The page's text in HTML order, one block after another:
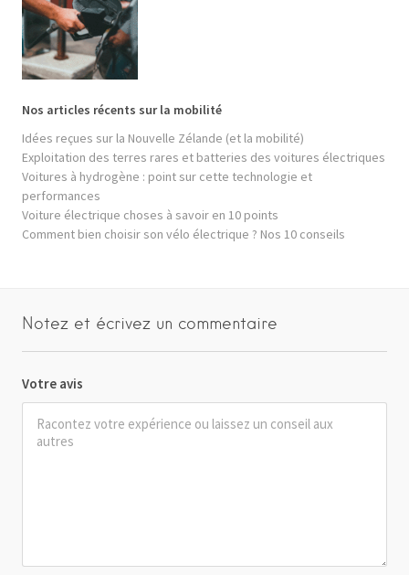
Nos articles récents sur la mobilité
Idées reçues sur la Nouvelle Zélande (et la mobilité)
Exploitation des terres rares et batteries des voitures électriques
Voitures à hydrogène : point sur cette technologie et
performances
Voiture électrique choses à savoir en 10 points
Comment bien choisir son vélo électrique ? Nos 10 conseils
Notez et écrivez un commentaire
Votre avis